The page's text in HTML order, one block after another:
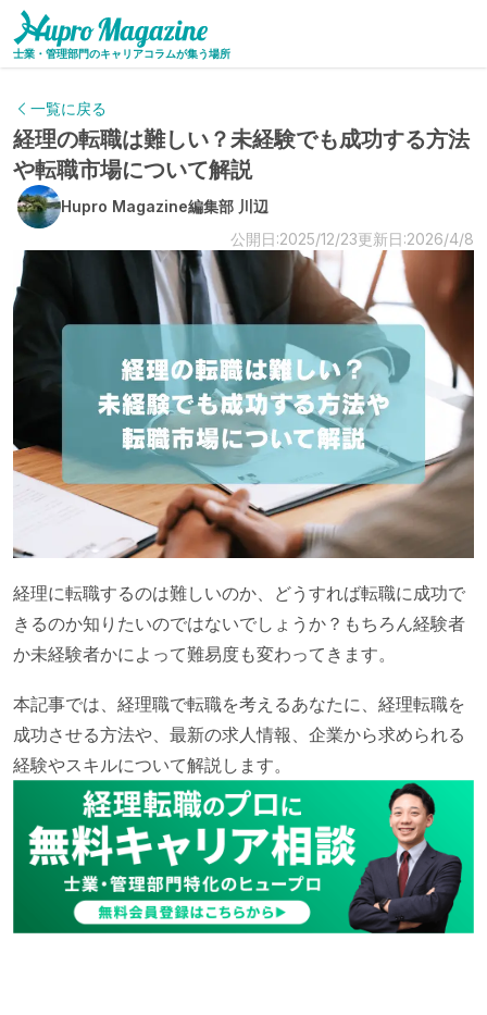
士業・管理部門のキャリアコラムが集う場所
一覧に戻る
経理の転職は難しい？未経験でも成功する方法
や転職市場について解説
Hupro Magazine編集部 川辺
公開日:2025/12/23更新日:2026/4/8
経理に転職するのは難しいのか、どうすれば転職に成功で
きるのか知りたいのではないでしょうか？もちろん経験者
か未経験者かによって難易度も変わってきます。
本記事では、経理職で転職を考えるあなたに、経理転職を
成功させる方法や、最新の求人情報、企業から求められる
経験やスキルについて解説します。